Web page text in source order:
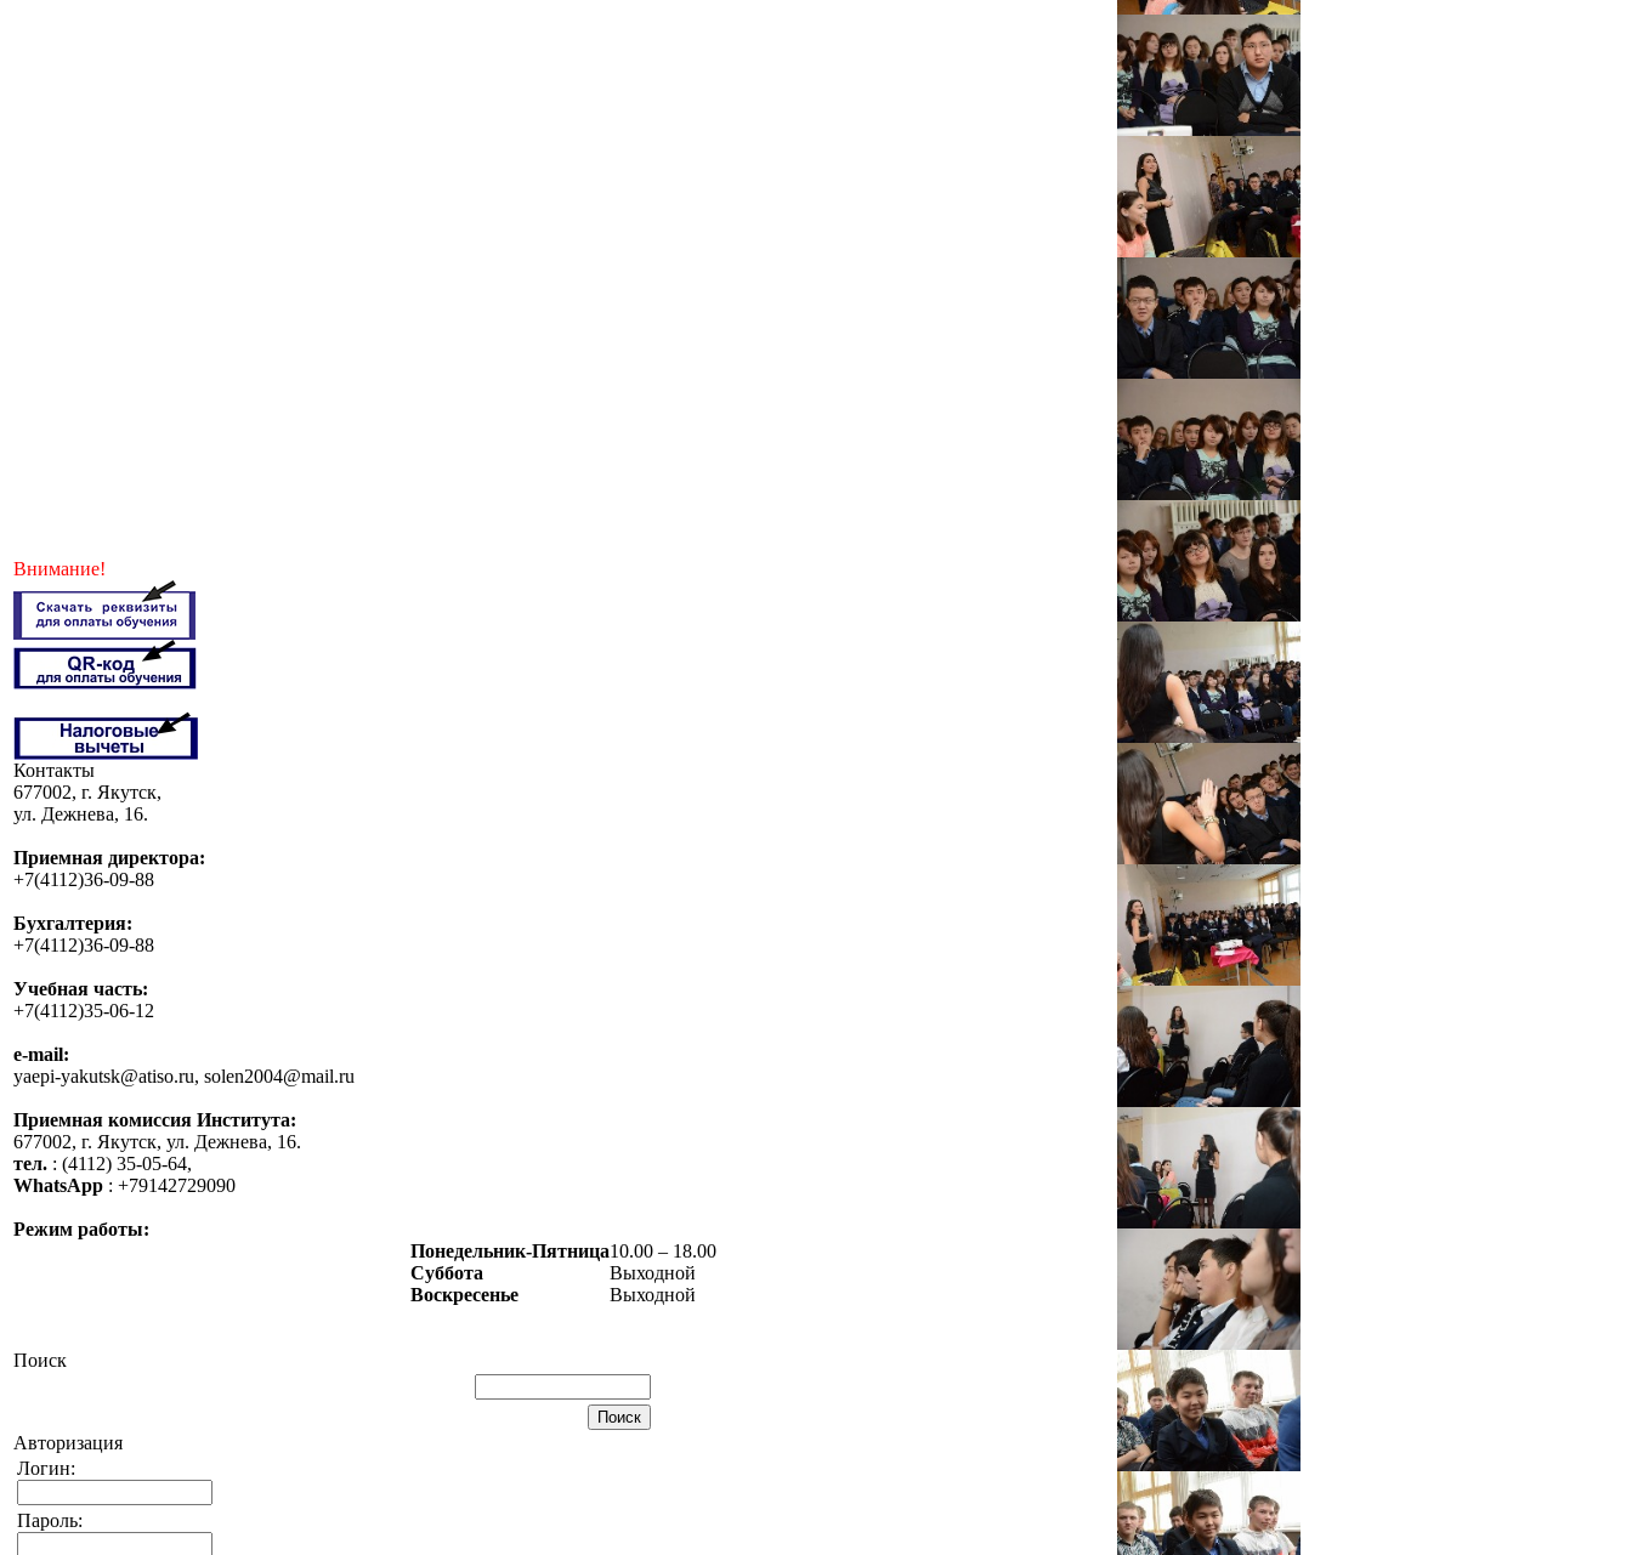
Внимание!
Контакты
677002, г. Якутск,
ул. Дежнева, 16.
Приемная директора:
+7(4112)36-09-88
Бухгалтерия:
+7(4112)36-09-88
Учебная часть:
+7(4112)35-06-12
e-mail:
yaepi-yakutsk@atiso.ru, solen2004@mail.ru
Приемная комиссия Института:
677002, г. Якутск, ул. Дежнева, 16.
тел. : (4112) 35-05-64,
WhatsApp : +79142729090
Режим работы:
Понедельник-Пятница10.00 – 18.00
Суббота
Выходной
Воскресенье
Выходной
Поиск
Авторизация
Логин:
Пароль: